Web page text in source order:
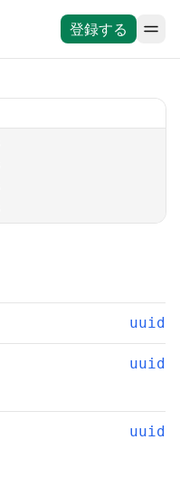
登録する
uuid
uuid
uuid